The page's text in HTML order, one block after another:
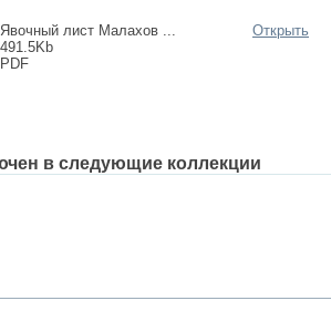
Явочный лист Малахов ...
491.5Kb
PDF
Открыть
в следующие коллекции